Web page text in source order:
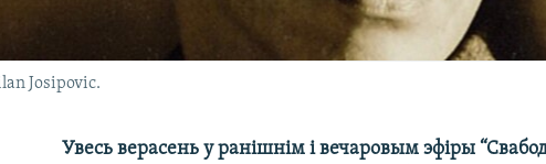
Josipovic.
Увесь верасень у ранішнім і вечаровым эфіры